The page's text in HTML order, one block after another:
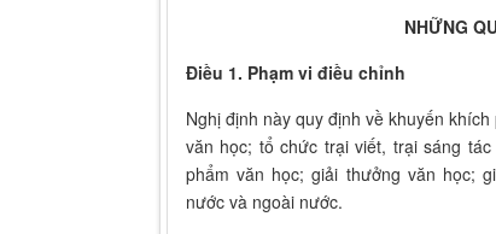
NHỮNG
Điều 1. Phạm vi điều chỉnh
Nghị định này quy định về khuyến
văn học; tổ chức trại viết, trại sáng
phẩm văn học; giải thưởng văn học;
nước và ngoài nước.